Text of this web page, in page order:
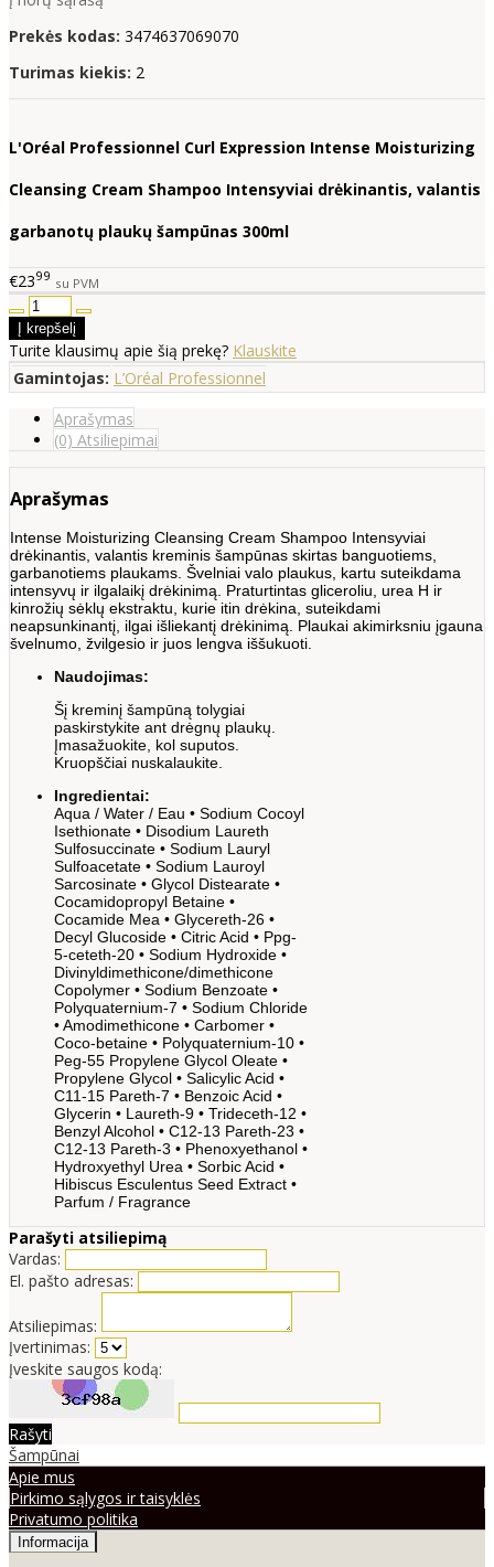
Prekės kodas: 3474637069070
Turimas kiekis: 2
L'Oréal Professionnel Curl Expression Intense Moisturizing
Cleansing Cream Shampoo Intensyviai drėkinantis, valantis
garbanotų plaukų šampūnas 300ml
€2399 su PVM
Turite klausimų apie šią prekę? Klauskite
Gamintojas: L’Oréal Professionnel
Aprašymas
(0) Atsiliepimai
Aprašymas
Intense Moisturizing Cleansing Cream Shampoo Intensyviai
drėkinantis, valantis kreminis šampūnas skirtas banguotiems,
garbanotiems plaukams. Švelniai valo plaukus, kartu suteikdama
intensyvų ir ilgalaikį drėkinimą. Praturtintas gliceroliu, urea H ir
kinrožių sėklų ekstraktu, kurie itin drėkina, suteikdami
neapsunkinantį, ilgai išliekantį drėkinimą. Plaukai akimirksniu įgauna
švelnumo, žvilgesio ir juos lengva iššukuoti.
Naudojimas:
Šį kreminį šampūną tolygiai
paskirstykite ant drėgnų plaukų.
Įmasažuokite, kol suputos.
Kruopščiai nuskalaukite.
Ingredientai:
Aqua / Water / Eau • Sodium Cocoyl
Isethionate • Disodium Laureth
Sulfosuccinate • Sodium Lauryl
Sulfoacetate • Sodium Lauroyl
Sarcosinate • Glycol Distearate •
Cocamidopropyl Betaine •
Cocamide Mea • Glycereth-26 •
Decyl Glucoside • Citric Acid • Ppg-
5-ceteth-20 • Sodium Hydroxide •
Divinyldimethicone/dimethicone
Copolymer • Sodium Benzoate •
Polyquaternium-7 • Sodium Chloride
• Amodimethicone • Carbomer •
Coco-betaine • Polyquaternium-10 •
Peg-55 Propylene Glycol Oleate •
Propylene Glycol • Salicylic Acid •
C11-15 Pareth-7 • Benzoic Acid •
Glycerin • Laureth-9 • Trideceth-12 •
Benzyl Alcohol • C12-13 Pareth-23 •
C12-13 Pareth-3 • Phenoxyethanol •
Hydroxyethyl Urea • Sorbic Acid •
Hibiscus Esculentus Seed Extract •
Parfum / Fragrance
Parašyti atsiliepimą
Vardas:
El. pašto adresas:
Atsiliepimas:
Įvertinimas:
Įveskite saugos kodą:
Rašyti
Šampūnai
Apie mus
Pirkimo sąlygos ir taisyklės
Privatumo politika
Informacija